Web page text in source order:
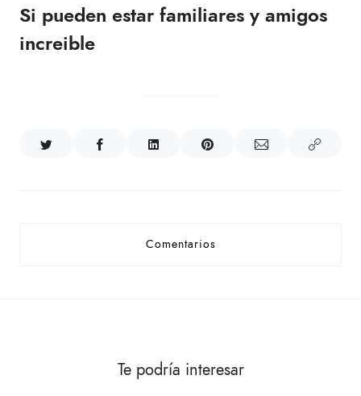
Si pueden estar familiares y amigos
increible
Comentarios
Te podría interesar